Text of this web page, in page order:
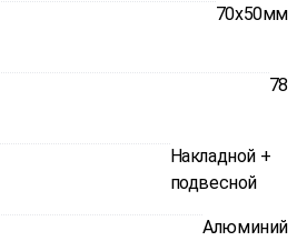
70x50мм
78
Накладной +
подвесной
Алюминий